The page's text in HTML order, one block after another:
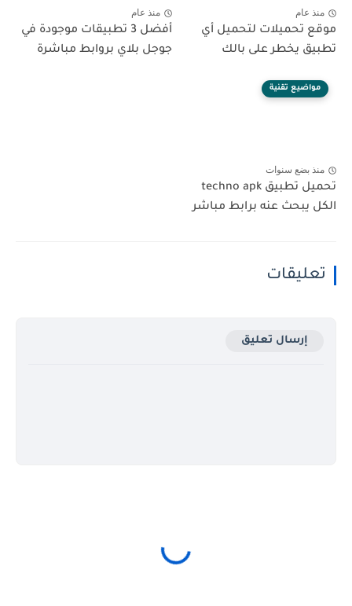
منذ عام
موقع تحميلات لتحميل أي
تطبيق يخطر على بالك
منذ عام
أفضل 3 تطبيقات موجودة في
جوجل بلاي بروابط مباشرة
مواضيع تقنية
منذ بضع سنوات
تحميل تطبيق techno apk
الكل يبحث عنه برابط مباشر
تعليقات
إرسال تعليق